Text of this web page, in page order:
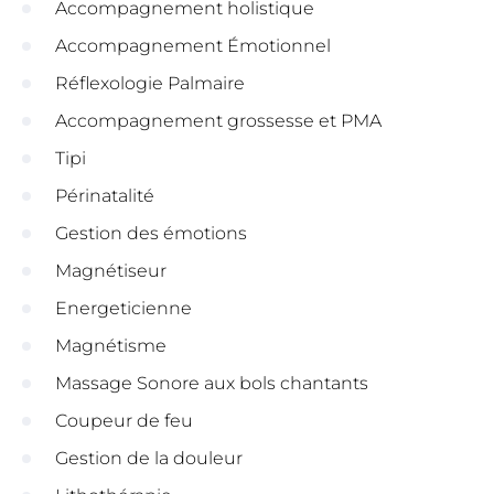
Accompagnement holistique
Accompagnement Émotionnel
Réflexologie Palmaire
Accompagnement grossesse et PMA
Tipi
Périnatalité
Gestion des émotions
Magnétiseur
Energeticienne
Magnétisme
Massage Sonore aux bols chantants
Coupeur de feu
Gestion de la douleur